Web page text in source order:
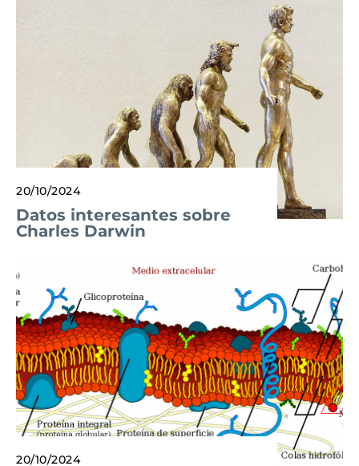
20/10/2024
Datos interesantes sobre
Charles Darwin
20/10/2024